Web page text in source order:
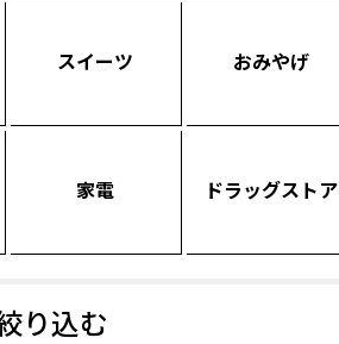
スイーツ おみやげ
家電 ドラッグストア
り込む